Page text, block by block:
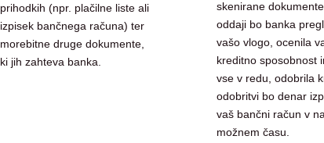
prihodkih (npr. plačilne liste ali
izpisek bančnega računa) ter
morebitne druge dokumente,
ki jih zahteva banka.
skenirane
oddaji bo banka
vašo vlogo, ocenila
kreditno sposobnost
vse v redu, odobrila
odobritvi bo denar
vaš bančni račun v
možnem času.